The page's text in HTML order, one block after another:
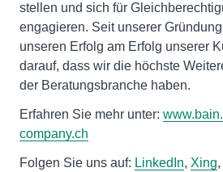
stellen und sich für
engagieren. Seit unserer
unseren Erfolg am Erfolg unserer
darauf, dass wir die höchste
der Beratungsbranche haben.
Erfahren Sie mehr unter:
company.ch
Folgen Sie uns auf: LinkedIn, Xing,